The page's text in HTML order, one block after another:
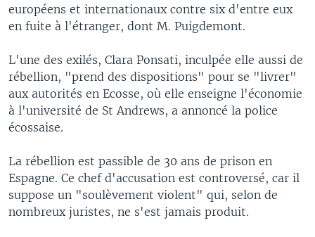
européens et internationaux contre six d'entre eux
en fuite à l'étranger, dont M. Puigdemont.
L'une des exilés, Clara Ponsati, inculpée elle aussi de
rébellion, "prend des dispositions" pour se "livrer"
aux autorités en Ecosse, où elle enseigne l'économie
à l'université de St Andrews, a annoncé la police
écossaise.
La rébellion est passible de 30 ans de prison en
Espagne. Ce chef d'accusation est controversé, car il
suppose un "soulèvement violent" qui, selon de
nombreux juristes, ne s'est jamais produit.